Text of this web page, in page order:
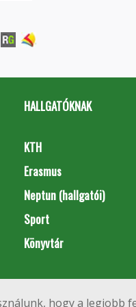
hogy a legjobb
HALLGATÓKNAK
KTH
Erasmus
Neptun (hallgatói)
Sport
Könyvtár